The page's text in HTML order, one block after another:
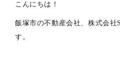
こんにちは！
飯塚市の不動産会社、株式会社
す。